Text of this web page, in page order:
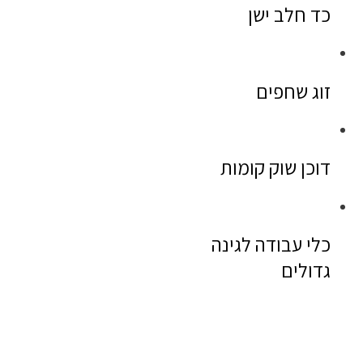
כד חלב ישן
זוג שחפים
דוכן שוק קומות
כלי עבודה לגינה
גדולים